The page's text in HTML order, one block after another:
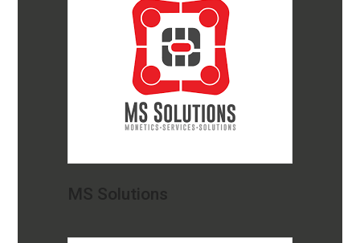
MS Solutions